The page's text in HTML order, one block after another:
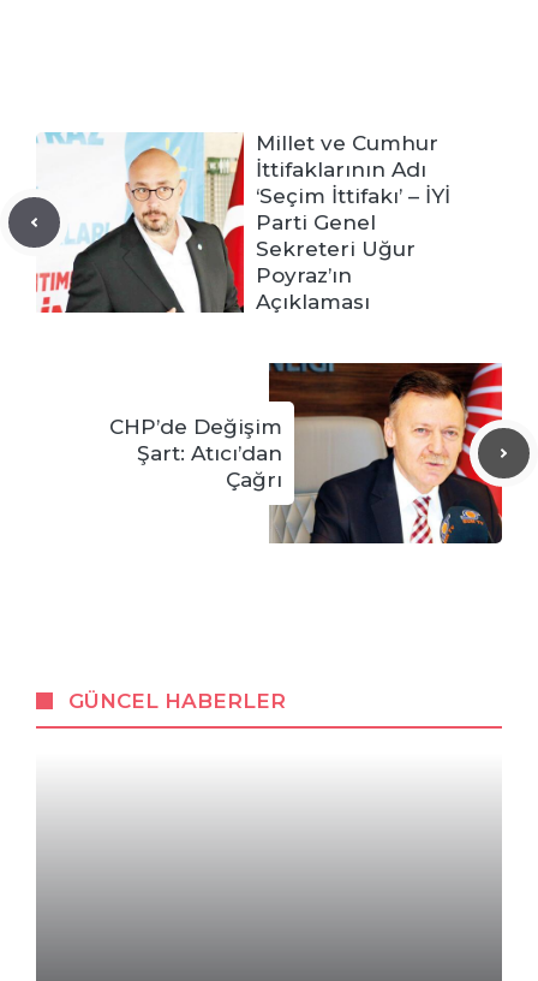
Millet ve Cumhur
İttifaklarının Adı
‘Seçim İttifakı’ – İYİ
Parti Genel
Sekreteri Uğur
Poyraz’ın
Açıklaması
CHP’de Değişim
Şart: Atıcı’dan
Çağrı
GÜNCEL HABERLER